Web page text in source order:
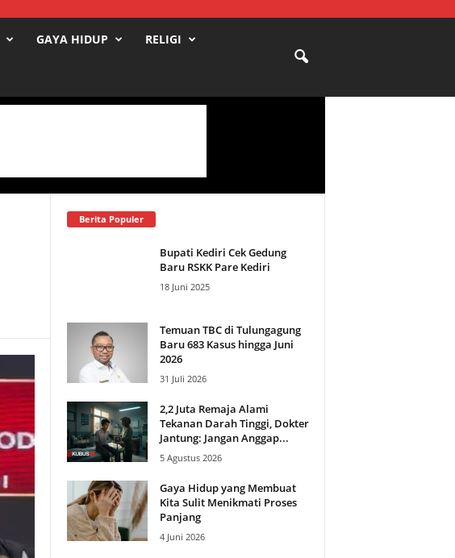
GAYA HIDUP RELIGI
Berita Populer
Bupati Kediri Cek Gedung
Baru RSKK Pare Kediri
18 Juni 2025
Temuan TBC di Tulungagung
Baru 683 Kasus hingga Juni
2026
31 Juli 2026
2,2 Juta Remaja Alami
Tekanan Darah Tinggi, Dokter
Jantung: Jangan Anggap...
5 Agustus 2026
Gaya Hidup yang Membuat
Kita Sulit Menikmati Proses
Panjang
4 Juni 2026